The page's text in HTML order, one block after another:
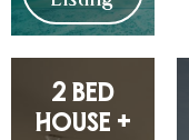
2 BED
HOUSE +